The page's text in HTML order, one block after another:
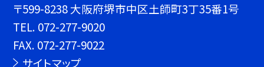
〒599-8238 大阪府堺市中区土師町3丁35番1号
TEL. 072-277-9020
FAX. 072-277-9022
サイトマップ